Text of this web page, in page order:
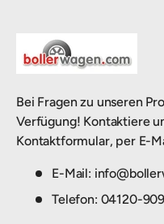
Bei Fragen zu unseren
Verfügung! Kontaktiere
Kontaktformular, per E-
E-Mail:
Telefon: 04120-